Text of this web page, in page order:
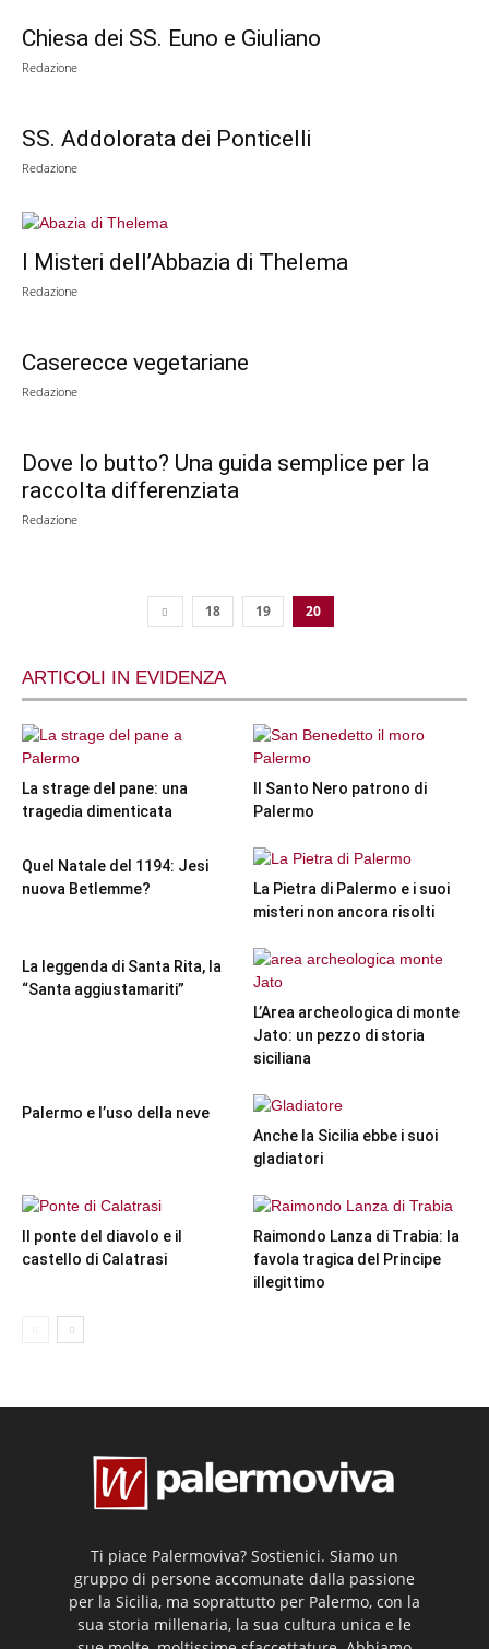
Chiesa dei SS. Euno e Giuliano
Redazione
SS. Addolorata dei Ponticelli
Redazione
I Misteri dell’Abbazia di Thelema
Redazione
Caserecce vegetariane
Redazione
Dove lo butto? Una guida semplice per la
raccolta differenziata
Redazione
18 19 20
ARTICOLI IN EVIDENZA
La strage del pane: una
tragedia dimenticata
Il Santo Nero patrono di
Palermo
Quel Natale del 1194: Jesi
nuova Betlemme?
La Pietra di Palermo e i suoi
misteri non ancora risolti
La leggenda di Santa Rita, la
“Santa aggiustamariti”
L’Area archeologica di monte
Jato: un pezzo di storia
siciliana
Palermo e l’uso della neve
Anche la Sicilia ebbe i suoi
gladiatori
Il ponte del diavolo e il
castello di Calatrasi
Raimondo Lanza di Trabia: la
favola tragica del Principe
illegittimo
Ti piace Palermoviva? Sostienici. Siamo un
gruppo di persone accomunate dalla passione
per la Sicilia, ma soprattutto per Palermo, con la
sua storia millenaria, la sua cultura unica e le